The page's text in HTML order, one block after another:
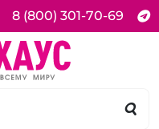
8 (800) 301-70-69